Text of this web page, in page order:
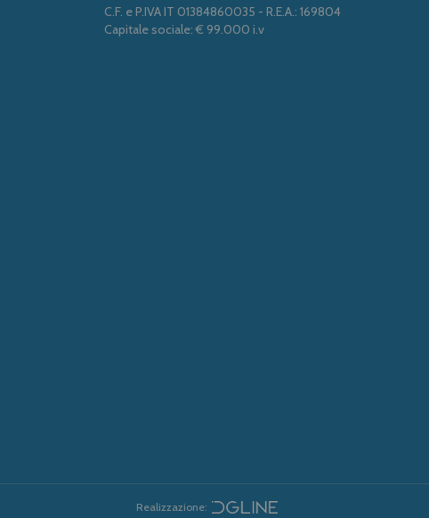
C.F. e P.IVA IT 01384860035 - R.E.A.: 169804
Capitale sociale: € 99.000 i.v
Realizzazione: